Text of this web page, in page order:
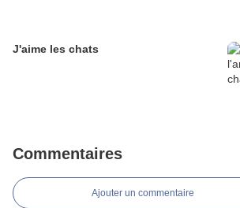
J'aime les chats
Commentaires
Ajouter un commentaire